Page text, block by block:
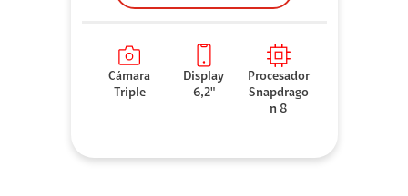
Cámara
Triple
Display
6,2"
Procesador
Snapdrago
n 8